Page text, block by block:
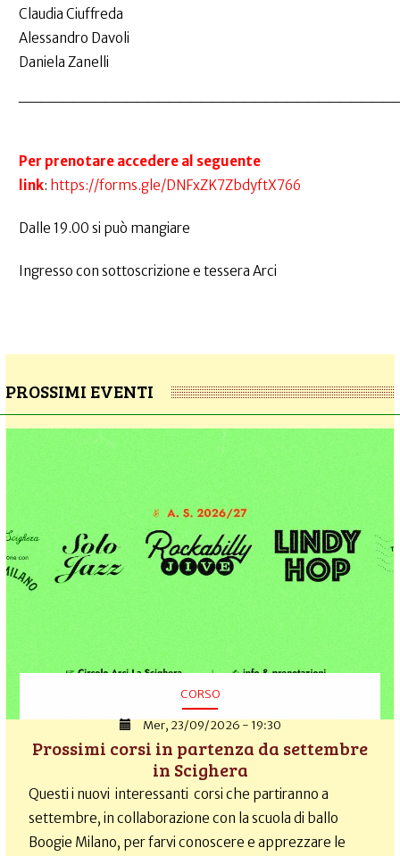
Claudia Ciuffreda
Alessandro Davoli
Daniela Zanelli
Per prenotare accedere al seguente
link: https://forms.gle/DNFxZK7ZbdyftX766
Dalle 19.00 si può mangiare
Ingresso con sottoscrizione e tessera Arci
PROSSIMI EVENTI
CORSO
Mer, 23/09/2026 - 19:30
Prossimi corsi in partenza da settembre
in Scighera
Questi i nuovi interessanti corsi che partiranno a
settembre, in collaborazione con la scuola di ballo
Boogie Milano, per farvi conoscere e apprezzare le